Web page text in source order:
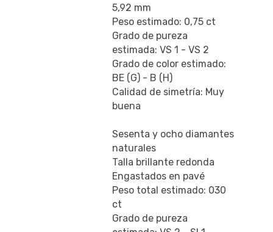
5,92 mm
Peso estimado: 0,75 ct
Grado de pureza
estimada: VS 1 - VS 2
Grado de color estimado:
BE (G) - B (H)
Calidad de simetría: Muy
buena
Sesenta y ocho diamantes
naturales
Talla brillante redonda
Engastados en pavé
Peso total estimado: 030
ct
Grado de pureza